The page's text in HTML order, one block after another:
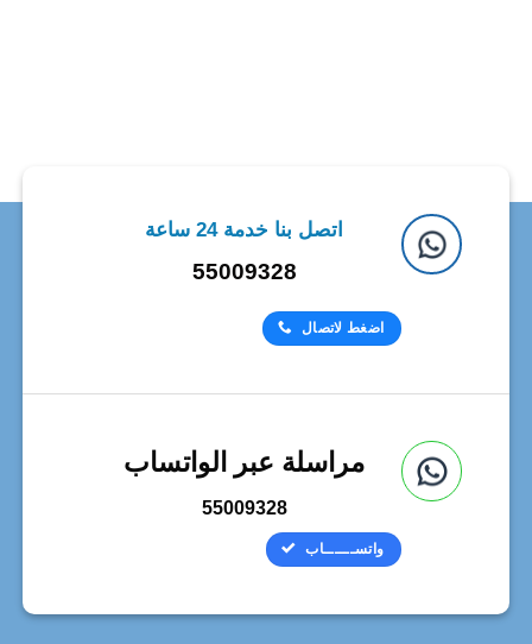
اتصل بنا خدمة 24 ساعة
55009328
اضغط لاتصال
مراسلة عبر الواتساب
55009328
واتســــــاب